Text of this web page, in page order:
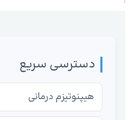
دسترسی سریع
هیپنوتیزم درمانی